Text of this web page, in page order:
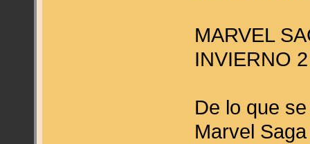
MARVEL
INVIERNO 2
De lo que
Marvel